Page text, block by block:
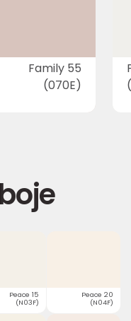
Family 55
(070E)
Peace 15
(N03F)
Peace 20
(N04F)